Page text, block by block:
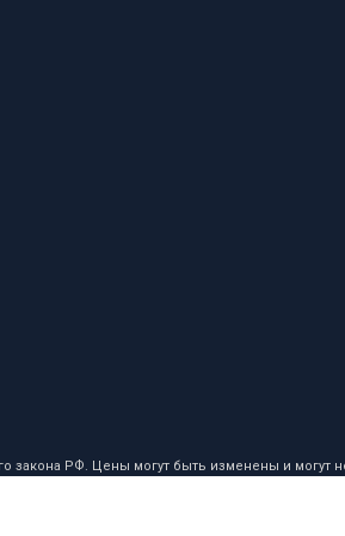
РФ. Цены могут быть изменены и могут